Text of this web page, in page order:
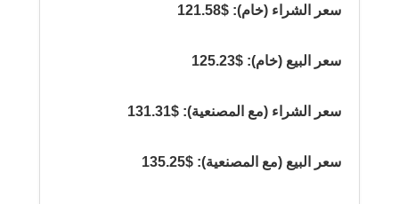
سعر الشراء (خام): $121.58
سعر البيع (خام): $125.23
سعر الشراء (مع المصنعية): $131.31
سعر البيع (مع المصنعية): $135.25